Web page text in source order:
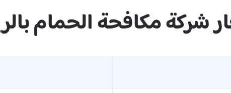
شركة مكافحة الحمام